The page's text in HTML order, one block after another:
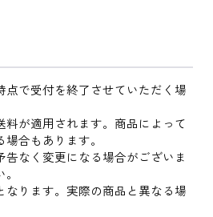
で受付を終了させていただく場
が適用されます。商品によって
合もあります。
なく変更になる場合がございま
ります。実際の商品と異なる場